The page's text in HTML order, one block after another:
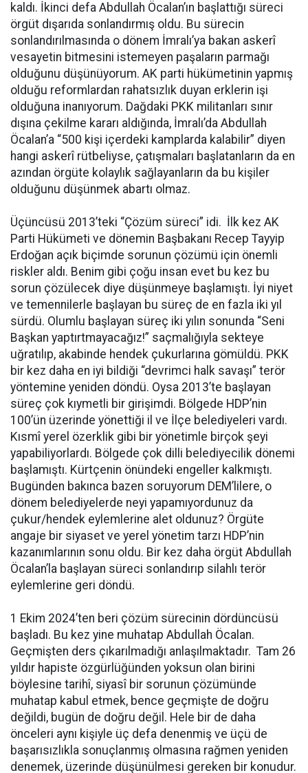
kaldı. İkinci defa Abdullah Öcalan’ın başlattığı süreci
örgüt dışarıda sonlandırmış oldu. Bu sürecin
sonlandırılmasında o dönem İmralı’ya bakan askerî
vesayetin bitmesini istemeyen paşaların parmağı
olduğunu düşünüyorum. AK parti hükümetinin yapmış
olduğu reformlardan rahatsızlık duyan erklerin işi
olduğuna inanıyorum. Dağdaki PKK militanları sınır
dışına çekilme kararı aldığında, İmralı’da Abdullah
Öcalan’a “500 kişi içerdeki kamplarda kalabilir” diyen
hangi askerî rütbeliyse, çatışmaları başlatanların da en
azından örgüte kolaylık sağlayanların da bu kişiler
olduğunu düşünmek abartı olmaz.
Üçüncüsü 2013’teki “Çözüm süreci” idi. İlk kez AK
Parti Hükümeti ve dönemin Başbakanı Recep Tayyip
Erdoğan açık biçimde sorunun çözümü için önemli
riskler aldı. Benim gibi çoğu insan evet bu kez bu
sorun çözülecek diye düşünmeye başlamıştı. İyi niyet
ve temennilerle başlayan bu süreç de en fazla iki yıl
sürdü. Olumlu başlayan süreç iki yılın sonunda “Seni
Başkan yaptırtmayacağız!” saçmalığıyla sekteye
uğratılıp, akabinde hendek çukurlarına gömüldü. PKK
bir kez daha en iyi bildiği “devrimci halk savaşı” terör
yöntemine yeniden döndü. Oysa 2013’te başlayan
süreç çok kıymetli bir girişimdi. Bölgede HDP’nin
100’ün üzerinde yönettiği il ve İlçe belediyeleri vardı.
Kısmî yerel özerklik gibi bir yönetimle birçok şeyi
yapabiliyorlardı. Bölgede çok dilli belediyecilik dönemi
başlamıştı. Kürtçenin önündeki engeller kalkmıştı.
Bugünden bakınca bazen soruyorum DEM’lilere, o
dönem belediyelerde neyi yapamıyordunuz da
çukur/hendek eylemlerine alet oldunuz? Örgüte
angaje bir siyaset ve yerel yönetim tarzı HDP’nin
kazanımlarının sonu oldu. Bir kez daha örgüt Abdullah
Öcalan’la başlayan süreci sonlandırıp silahlı terör
eylemlerine geri döndü.
1 Ekim 2024’ten beri çözüm sürecinin dördüncüsü
başladı. Bu kez yine muhatap Abdullah Öcalan.
Geçmişten ders çıkarılmadığı anlaşılmaktadır. Tam 26
yıldır hapiste özgürlüğünden yoksun olan birini
böylesine tarihî, siyasî bir sorunun çözümünde
muhatap kabul etmek, bence geçmişte de doğru
değildi, bugün de doğru değil. Hele bir de daha
önceleri aynı kişiyle üç defa denenmiş ve üçü de
başarısızlıkla sonuçlanmış olmasına rağmen yeniden
denemek, üzerinde düşünülmesi gereken bir konudur.